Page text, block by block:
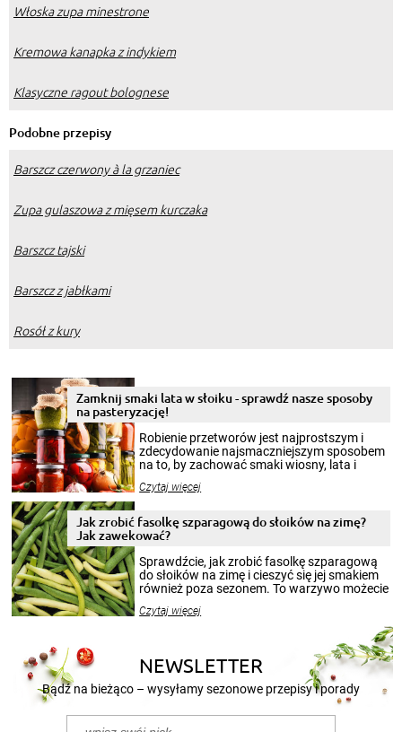
Włoska zupa minestrone
Kremowa kanapka z indykiem
Klasyczne ragout bolognese
Podobne przepisy
Barszcz czerwony à la grzaniec
Zupa gulaszowa z mięsem kurczaka
Barszcz tajski
Barszcz z jabłkami
Rosół z kury
Zamknij smaki lata w słoiku - sprawdź nasze sposoby
na pasteryzację!
Robienie przetworów jest najprostszym i
zdecydowanie najsmaczniejszym sposobem
na to, by zachować smaki wiosny, lata i
krajobrazów, by cieszyć nimi oko w sezonie
pełni poczuć atmosferę cieplejszych
miesięcy. Przygotowanie słoików ze
smakowitą zawartością musi obejmować
patenty, które pozwolą zachować świeżość
przetworów.
Czytaj więcej
Jak zrobić fasolkę szparagową do słoików na zimę?
Jak zawekować?
Sprawdźcie, jak zrobić fasolkę szparagową
do słoików na zimę i cieszyć się jej smakiem
również poza sezonem. To warzywo możecie
nasze propozycje!
Czytaj więcej
NEWSLETTER
Bądź na bieżąco – wysyłamy sezonowe przepisy i porady